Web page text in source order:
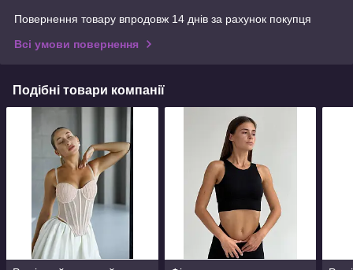
Повернення товару впродовж 14 днів за рахунок покупця
Всі умови повернення
Подібні товари компанії